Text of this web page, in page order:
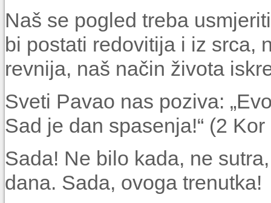
Naš se pogled treba
bi postati redovitija i iz srca,
revnija, naš način života
Sveti Pavao nas poziva:
Sad je dan spasenja!“ (2 Kor
Sada! Ne bilo kada, ne
dana. Sada, ovoga trenutka!